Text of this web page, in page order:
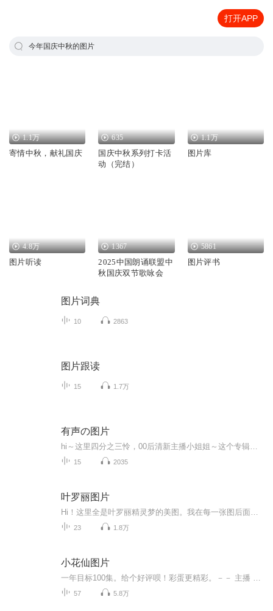
打开APP
今年国庆中秋的图片
1.1万
寄情中秋，献礼国庆
635
国庆中秋系列打卡活
动（完结）
1.1万
图片库
4.8万
图片听读
1367
2025中国朗诵联盟中
秋国庆双节歌咏会
5861
图片评书
图片词典
10 2863
图片跟读
15 1.7万
有声の图片
15 2035
叶罗丽图片
23 1.8万
小花仙图片
57 5.8万